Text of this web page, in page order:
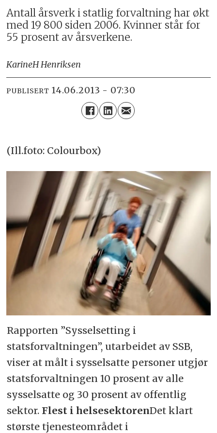
Antall årsverk i statlig forvaltning har økt
med 19 800 siden 2006. Kvinner står for
55 prosent av årsverkene.
KarineH Henriksen
PUBLISERT 14.06.2013 - 07:30
(Ill.foto: Colourbox)
Rapporten ”Sysselsetting i
statsforvaltningen”, utarbeidet av SSB,
viser at målt i sysselsatte personer utgjør
statsforvaltningen 10 prosent av alle
sysselsatte og 30 prosent av offentlig
sektor. Flest i helsesektorenDet klart
største tjenesteområdet i